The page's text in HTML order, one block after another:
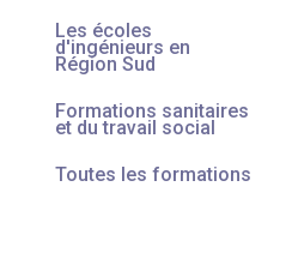
Les écoles
d'ingénieurs en
Région Sud
Formations sanitaires
et du travail social
Toutes les formations